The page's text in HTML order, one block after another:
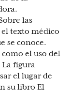
las
el texto médico
se conoce.
el uso del
La figura
el lugar de
su libro El